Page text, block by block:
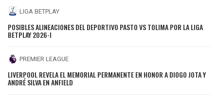
LIGA BETPLAY
POSIBLES ALINEACIONES DEL DEPORTIVO PASTO VS TOLIMA POR LA LIGA
BETPLAY 2026-I
PREMIER LEAGUE
LIVERPOOL REVELA EL MEMORIAL PERMANENTE EN HONOR A DIOGO JOTA Y
ANDRÉ SILVA EN ANFIELD